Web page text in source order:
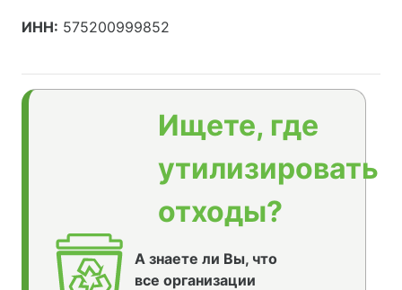
ИНН: 575200999852
Ищете, где
утилизировать
отходы?
А знаете ли Вы, что
все организации